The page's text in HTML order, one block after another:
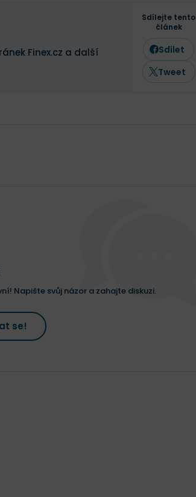
Finex.cz a další
Sdílejte tento
článek
Sdílet
Tweet
Napište svůj názor a zahajte diskuzi.
se!